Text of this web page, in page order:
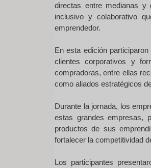
directas entre medianas y
inclusivo y colaborativo
emprendedor.
En esta edición
clientes corporativos y
compradoras, entre ellas
como aliados estratégicos
Durante la jornada, los
estas grandes empresas,
productos de sus
fortalecer la competitividad
Los participantes